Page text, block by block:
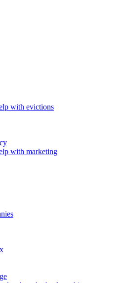
with evictions
with marketing